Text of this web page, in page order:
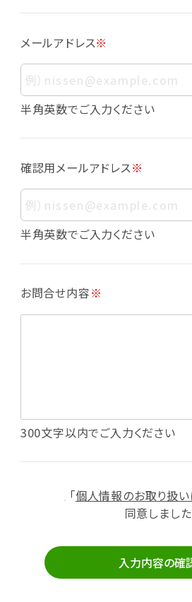
す。また、その情報のみでは識
も、他の情報と容易に照合す
お客様個人を識別できるもの
れます。
個人情報の利用目的につい
下の通りであり、これらの目的
えてお客様の個人情報を利用
せん。
・会員登録者の個人認証
・会員ポイントプログラムの運営
・メールマガジンの配信
・本サービスに関する規約等
・投稿したクチコミ情報、写真
・メールマガジン、お知らせ、
（2）ユーザーからのお問い合
せの内容確認、返答
・当サービスの品質改善
メールアドレス※
半角英数でご入力ください
確認用メールアドレス※
半角英数でご入力ください
お問合せ内容※
300文字以内でご入力ください
「個人情報のお取り扱い
同意しました
入力内容の確